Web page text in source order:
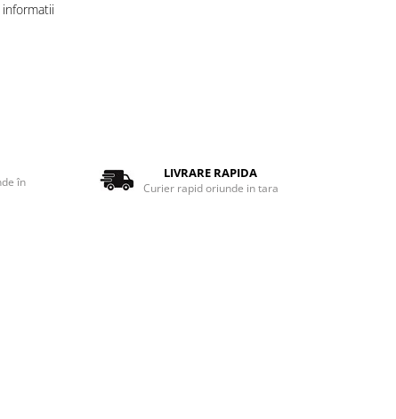
informatii
în
LIVRARE RAPIDA
Curier rapid oriunde in tara